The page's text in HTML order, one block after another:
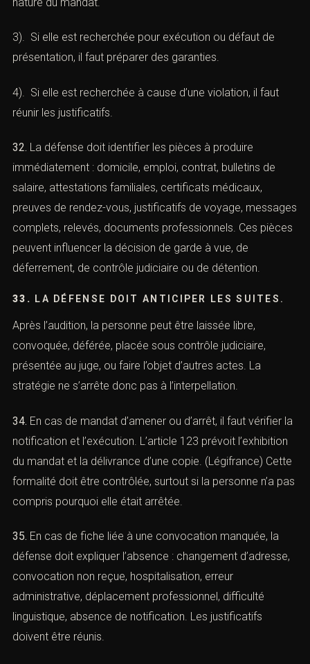
1). Si la personne est recherchée comme suspect,
2). Si elle est recherchée sur mandat, il faut comprendre
3). Si elle est recherchée pour exécution ou défaut de
présentation, il faut préparer des garanties.
4). Si elle est recherchée à cause d’une violation, il faut
réunir les justificatifs.
La défense doit identifier les pièces à produire
immédiatement : domicile, emploi, contrat, bulletins de
salaire, attestations familiales, certificats médicaux,
preuves de rendez-vous, justificatifs de voyage,
messages complets, relevés, documents
professionnels. Ces pièces peuvent influencer la
judiciaire ou de détention.
LA DÉFENSE DOIT ANTICIPER LES SUITES.
Après l’audition, la personne peut être laissée libre,
convoquée, déférée, placée sous contrôle judiciaire,
stratégie ne s’arrête donc pas à l’interpellation.
34.En cas de mandat d’amener ou d’arrêt, il faut vérifier
la notification et l’exécution. L’article 123 prévoit
l’exhibition du mandat et la délivrance d’une copie.
(Légifrance) Cette formalité doit être contrôlée, surtout